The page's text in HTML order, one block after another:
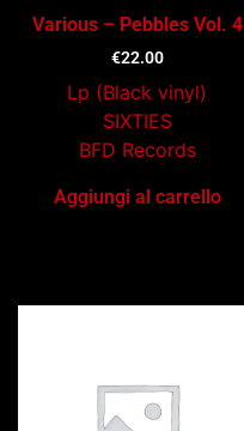
Various – Pebbles Vol. 4
€22.00
Lp (Black vinyl)
SIXTIES
BFD Records
Aggiungi al carrello